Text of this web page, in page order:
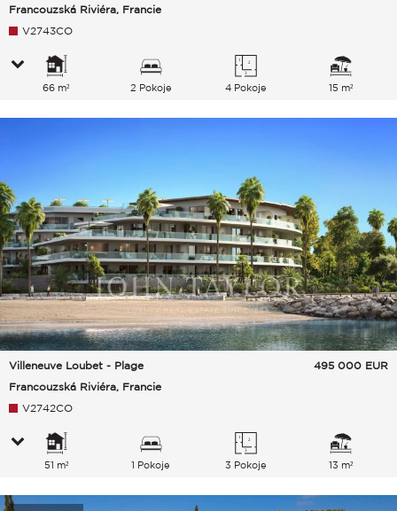
Francouzská Riviéra, Francie
V2743CO
66 m² 2 Pokoje 4 Pokoje 15 m²
Villeneuve Loubet - Plage
Francouzská Riviéra, Francie
495 000 EUR
V2742CO
51 m² 1 Pokoje 3 Pokoje 13 m²